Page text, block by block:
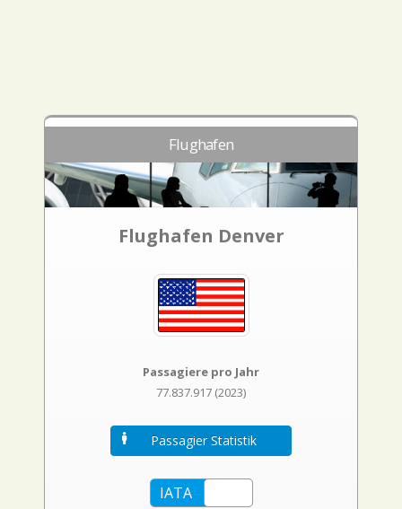
Flughafen
Flughafen Denver
Passagiere pro Jahr
77.837.917 (2023)
Passagier Statistik